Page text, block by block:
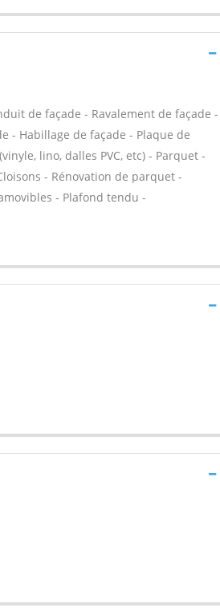
de façade - Ravalement de façade -
- Habillage de façade - Plaque de
lino, dalles PVC, etc) - Parquet -
- Rénovation de parquet -
- Plafond tendu -